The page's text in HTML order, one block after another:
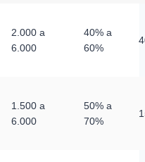
2.000 a
6.000
40% a
60%
1.500 a
6.000
50% a
70%